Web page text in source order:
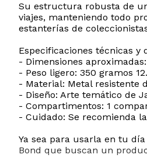
Su estructura robusta de
viajes, manteniendo todo
estanterías de
Especificaciones técnicas y
- Dimensiones
- Peso ligero: 350 gramos
- Material: Metal resistente
- Diseño: Arte temático de
- Compartimentos: 1
- Cuidado: Se recomienda
Ya sea para usarla en tu
Bond que buscan un